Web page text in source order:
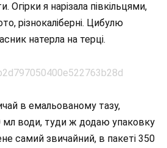
Огірки я нарізала півкільцями,
різнокаліберні. Цибулю
натерла на терці.
в емальованому тазу,
мл води, туди ж додаю упаковку
самий звичайний, в пакеті 350